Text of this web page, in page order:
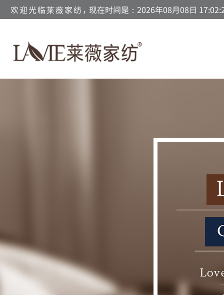
欢迎光临莱薇家纺，现在时间是：2026年08月08日